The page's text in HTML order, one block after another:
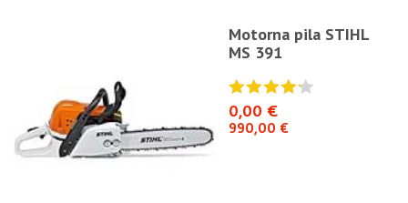
Motorna pila STIHL
MS 391
0,00 €
990,00 €